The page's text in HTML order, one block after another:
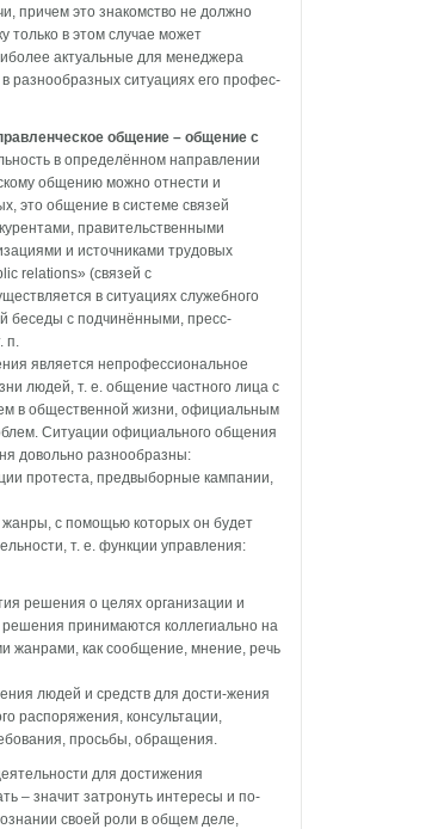
причем это знакомство не должно
только в этом случае может
актуальные для менеджера
разнообразных ситуациях его профес-
общение – общение с
в определённом направлении
общению можно отнести и
это общение в системе связей
правительственными
и источниками трудовых
relations» (связей с
в ситуациях служебного
беседы с подчинёнными, пресс-
п.
является непрофессиональное
людей, т. е. общение частного лица с
в общественной жизни, официальным
Ситуации официального общения
довольно разнообразны:
протеста, предвыборные кампании,
с помощью которых он будет
т. е. функции управления:
решения о целях организации и
решения принимаются коллегиально на
жанрами, как сообщение, мнение, речь
людей и средств для дости-жения
распоряжения, консультации,
просьбы, обращения.
для достижения
– значит затронуть интересы и по-
своей роли в общем деле,